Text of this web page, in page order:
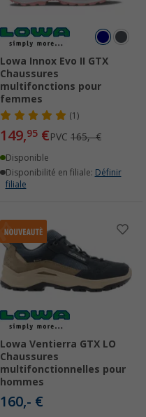
Lowa Innox Evo II GTX
Chaussures
multifonctions pour
femmes
(1)
149,95 €PVC 165,- €
Disponible
Disponibilité en filiale: Définir
filiale
Lowa Ventierra GTX LO
Chaussures
multifonctionnelles pour
hommes
160,- €